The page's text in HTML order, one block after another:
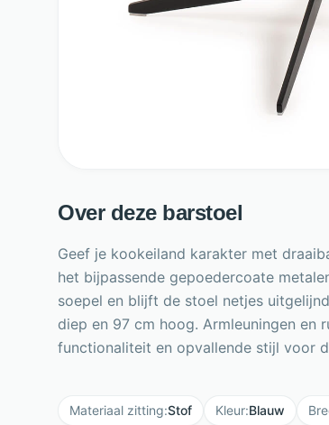
Over deze barstoel
Geef je kookeiland karakter met
het bijpassende gepoedercoate
soepel en blijft de stoel netjes
diep en 97 cm hoog. Armleuningen
functionaliteit en opvallende stijl voor
Materiaal zitting:Stof Kleur:Blauw